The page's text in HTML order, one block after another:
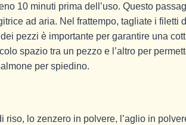
10 minuti prima dell’uso. Questo
ad aria. Nel frattempo, tagliate i filetti
pezzi è importante per garantire una
spazio tra un pezzo e l’altro per
per spiedino.
riso, lo zenzero in polvere, l’aglio in